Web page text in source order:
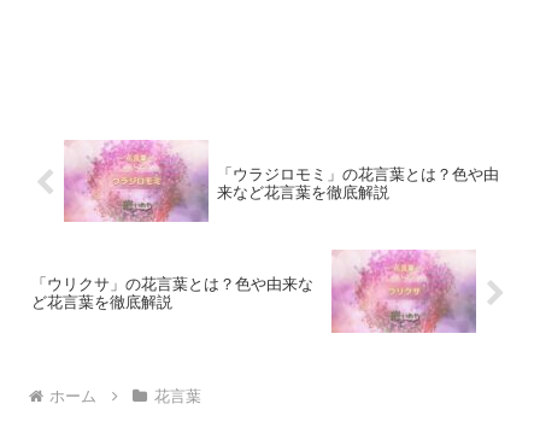
「ウラジロモミ」の花言葉とは？色や由
来など花言葉を徹底解説
「ウリクサ」の花言葉とは？色や由来な
ど花言葉を徹底解説
ホーム 花言葉